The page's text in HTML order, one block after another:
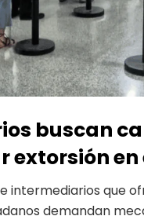
buscan
extorsión
intermediarios que
demandan